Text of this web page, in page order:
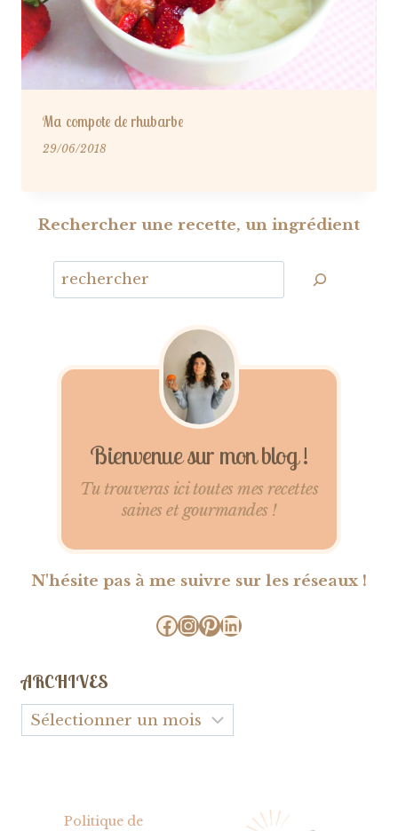
Ma compote de rhubarbe
29/06/2018
Rechercher une recette, un ingrédient
Bienvenue sur mon blog !
Tu trouveras ici toutes mes recettes
saines et gourmandes !
N'hésite pas à me suivre sur les réseaux !
Facebook
Instagram
Pinterest
LinkedIn
ARCHIVES
Archives
Politique de